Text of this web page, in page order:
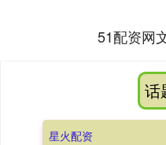
51配资网
话
星火配资